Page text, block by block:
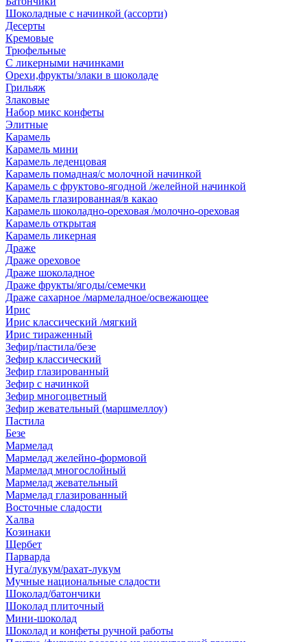
Шоколадные с начинкой (ассорти)
Десерты
Кремовые
Трюфельные
С ликерными начинками
Орехи,фрукты/злаки в шоколаде
Грильяж
Злаковые
Набор микс конфеты
Элитные
Карамель
Карамель мини
Карамель леденцовая
Карамель помадная/с молочной начинкой
Карамель с фруктово-ягодной /желейной начинкой
Карамель глазированная/в какао
Карамель шоколадно-ореховая /молочно-ореховая
Карамель открытая
Карамель ликерная
Драже
Драже ореховое
Драже шоколадное
Драже фрукты/ягоды/семечки
Драже сахарное /мармеладное/освежающее
Ирис
Ирис классический /мягкий
Ирис тираженный
Зефир/пастила/безе
Зефир классический
Зефир глазированный
Зефир с начинкой
Зефир многоцветный
Зефир жевательный (маршмеллоу)
Пастила
Безе
Мармелад
Мармелад желейно-формовой
Мармелад многослойный
Мармелад жевательный
Мармелад глазированный
Восточные сладости
Халва
Козинаки
Щербет
Парварда
Нуга/лукум/рахат-лукум
Мучные национальные сладости
Шоколад/батончики
Шоколад плиточный
Мини-шоколад
Шоколад и конфеты ручной работы